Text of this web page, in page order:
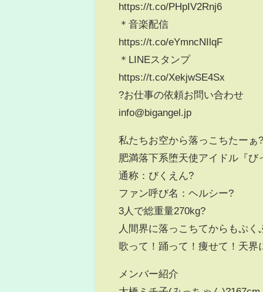
https://t.co/PHpIV2Rnj6
＊音楽配信
https://t.co/eYmncNIlqF
＊LINEスタンプ
https://t.co/XekjwSE4Sx
?お仕事の依頼お問い合わせ
info@bigangel.jp
私たちお空から落っこちたーぁ
肥満落下系堕天使アイドル『
通称：びくえん?
ファン呼び名：ヘルシー?
3人で総重量270kg?
人間界に落っこちてからもぷく
歌って！踊って！痩せて！天
メンバー紹介